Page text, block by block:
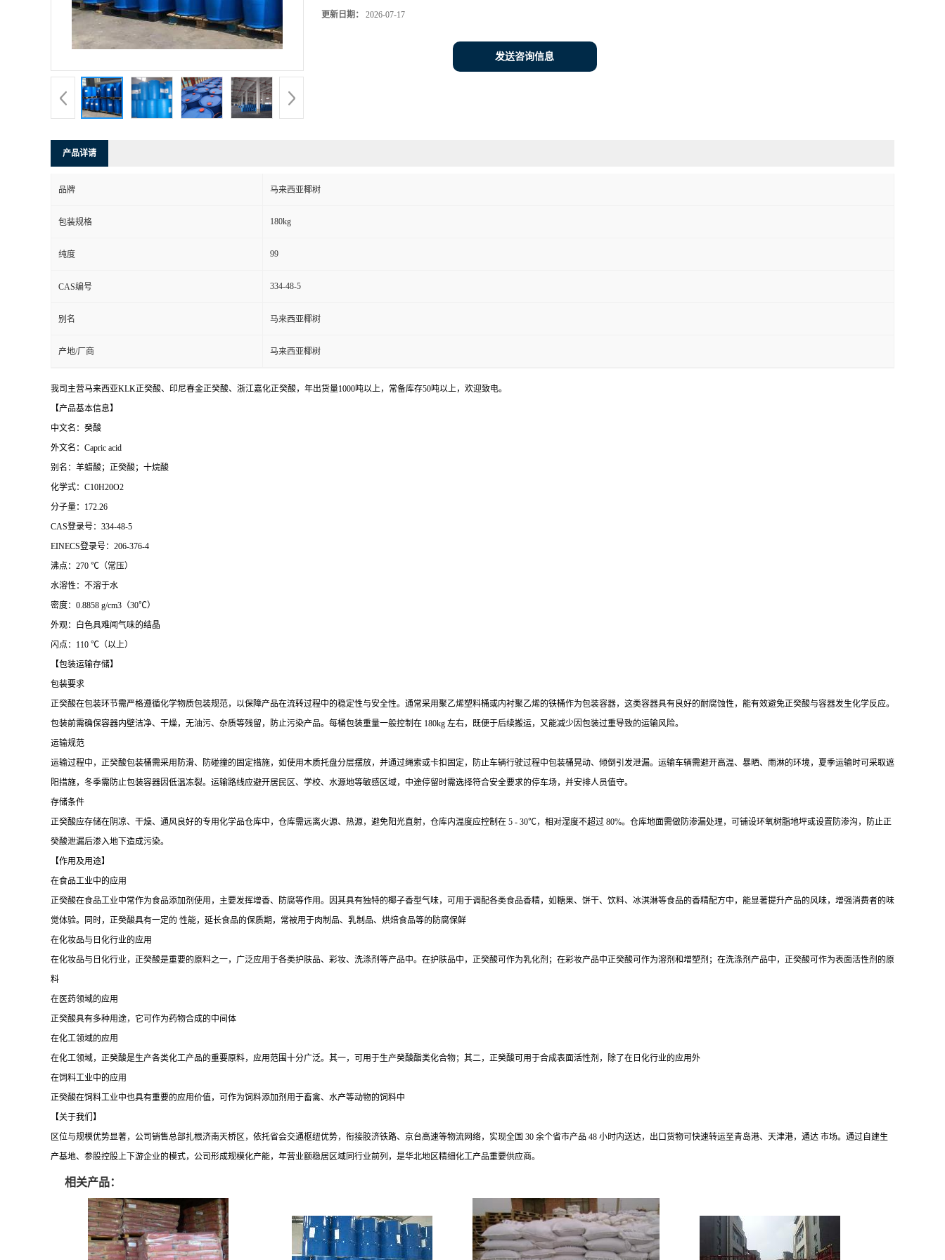
更新日期： 2026-07-17
发送咨询信息
产品详请
品牌 马来西亚椰树
包装规格 180kg
纯度 99
CAS编号 334-48-5
别名 马来西亚椰树
产地/厂商 马来西亚椰树
我司主营马来西亚KLK正癸酸、印尼春金正癸酸、浙江嘉化正癸酸，年出货量1000吨以上，常备库存50吨以上，欢迎致电。
【产品基本信息】
中文名：癸酸
外文名：Capric acid
别名：羊蜡酸；正癸酸；十烷酸
化学式：C10H20O2
分子量：172.26
CAS登录号：334-48-5
EINECS登录号：206-376-4
沸点：270 ℃（常压）
水溶性：不溶于水
密度：0.8858 g/cm3（30℃）
外观：白色具难闻气味的结晶
闪点：110 ℃（以上）
【包装运输存储】
包装要求
正癸酸在包装环节需严格遵循化学物质包装规范，以保障产品在流转过程中的稳定性与安全性。通常采用聚乙烯塑料桶或内衬聚乙烯的铁桶作为包装容器，这类容器具有良好的耐腐蚀性，能有效避免正癸酸与容器发生化学反应。
包装前需确保容器内壁洁净、干燥，无油污、杂质等残留，防止污染产品。每桶包装重量一般控制在 180kg 左右，既便于后续搬运，又能减少因包装过重导致的运输风险。
运输规范
运输过程中，正癸酸包装桶需采用防滑、防碰撞的固定措施，如使用木质托盘分层摆放，并通过绳索或卡扣固定，防止车辆行驶过程中包装桶晃动、倾倒引发泄漏。运输车辆需避开高温、暴晒、雨淋的环境，夏季运输时可采取遮
阳措施，冬季需防止包装容器因低温冻裂。运输路线应避开居民区、学校、水源地等敏感区域，中途停留时需选择符合安全要求的停车场，并安排人员值守。
存储条件
正癸酸应存储在阴凉、干燥、通风良好的专用化学品仓库中，仓库需远离火源、热源，避免阳光直射，仓库内温度应控制在 5 - 30℃，相对湿度不超过 80%。仓库地面需做防渗漏处理，可铺设环氧树脂地坪或设置防渗沟，防止正
癸酸泄漏后渗入地下造成污染。
【作用及用途】
在食品工业中的应用
正癸酸在食品工业中常作为食品添加剂使用，主要发挥增香、防腐等作用。因其具有独特的椰子香型气味，可用于调配各类食品香精，如糖果、饼干、饮料、冰淇淋等食品的香精配方中，能显著提升产品的风味，增强消费者的味
觉体验。同时，正癸酸具有一定的 性能，延长食品的保质期，常被用于肉制品、乳制品、烘焙食品等的防腐保鲜
在化妆品与日化行业的应用
在化妆品与日化行业，正癸酸是重要的原料之一，广泛应用于各类护肤品、彩妆、洗涤剂等产品中。在护肤品中，正癸酸可作为乳化剂；在彩妆产品中正癸酸可作为溶剂和增塑剂；在洗涤剂产品中，正癸酸可作为表面活性剂的原
料
在医药领域的应用
正癸酸具有多种用途，它可作为药物合成的中间体
在化工领域的应用
在化工领域，正癸酸是生产各类化工产品的重要原料，应用范围十分广泛。其一，可用于生产癸酸酯类化合物；其二，正癸酸可用于合成表面活性剂，除了在日化行业的应用外
在饲料工业中的应用
正癸酸在饲料工业中也具有重要的应用价值，可作为饲料添加剂用于畜禽、水产等动物的饲料中
【关于我们】
区位与规模优势显著， 公司销售总部扎根济南天桥区，依托省会交通枢纽优势，衔接胶济铁路、京台高速等物流网络，实现全国 30 余个省市产品 48 小时内送达，出口货物可快速转运至青岛港、天津港，通达 市场。通过自建生
产基地、参股控股上下游企业的模式，公司形成规模化产能，年营业额稳居区域同行业前列，是华北地区精细化工产品重要供应商。
相关产品：